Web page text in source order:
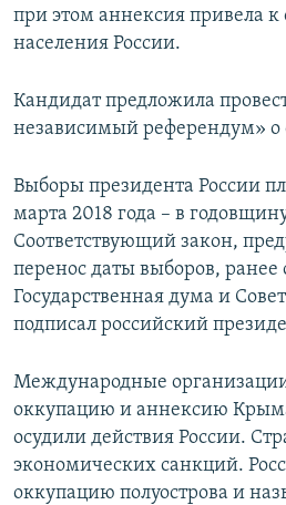
при этом аннексия привела
населения России.
Кандидат предложила
независимый референдум» о
Выборы президента России
марта 2018 года – в
Соответствующий закон,
перенос даты выборов, ранее
Государственная дума и
подписал российский
Международные
оккупацию и аннексию
осудили действия России.
экономических санкций.
оккупацию полуострова и